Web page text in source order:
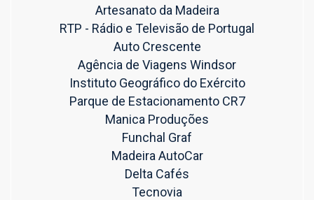
Artesanato da Madeira
RTP - Rádio e Televisão de Portugal
Auto Crescente
Agência de Viagens Windsor
Instituto Geográfico do Exército
Parque de Estacionamento CR7
Manica Produções
Funchal Graf
Madeira AutoCar
Delta Cafés
Tecnovia